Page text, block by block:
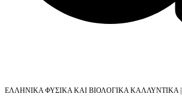
ΕΛΛΗΝΙΚΑ ΦΥΣΙΚΑ ΚΑΙ ΒΙΟΛΟΓΙΚΑ ΚΑΛΛΥΝΤΙΚΑ |